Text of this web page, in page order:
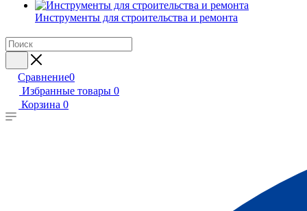
Инструменты для строительства и ремонта
Сравнение0
Избранные товары 0
Корзина 0